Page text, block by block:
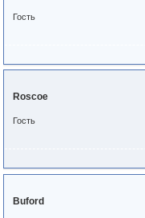
Гость
Roscoe
Гость
Buford